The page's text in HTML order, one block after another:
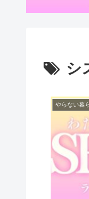
シ
やらない暮